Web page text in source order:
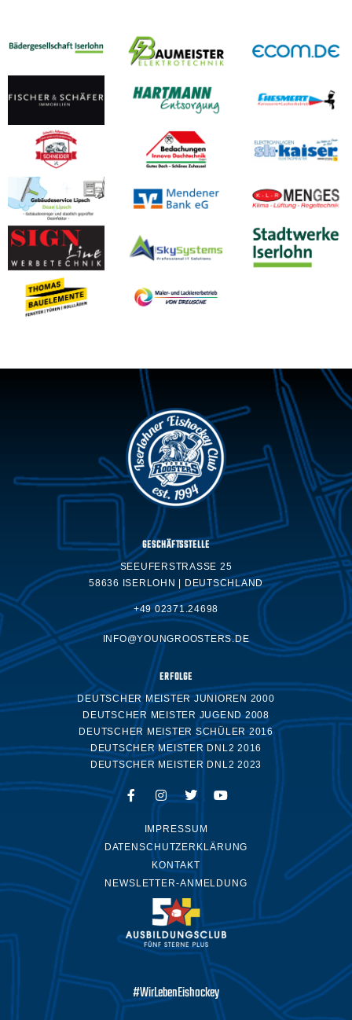
GESCHÄFTSSTELLE
SEEUFERSTRASSE 25
58636 ISERLOHN | DEUTSCHLAND
+49 02371.24698
INFO@YOUNGROOSTERS.DE
ERFOLGE
DEUTSCHER MEISTER JUNIOREN 2000
DEUTSCHER MEISTER JUGEND 2008
DEUTSCHER MEISTER SCHÜLER 2016
DEUTSCHER MEISTER DNL2 2016
DEUTSCHER MEISTER DNL2 2023
IMPRESSUM
DATENSCHUTZERKLÄRUNG
KONTAKT
NEWSLETTER-ANMELDUNG
#WirLebenEishockey